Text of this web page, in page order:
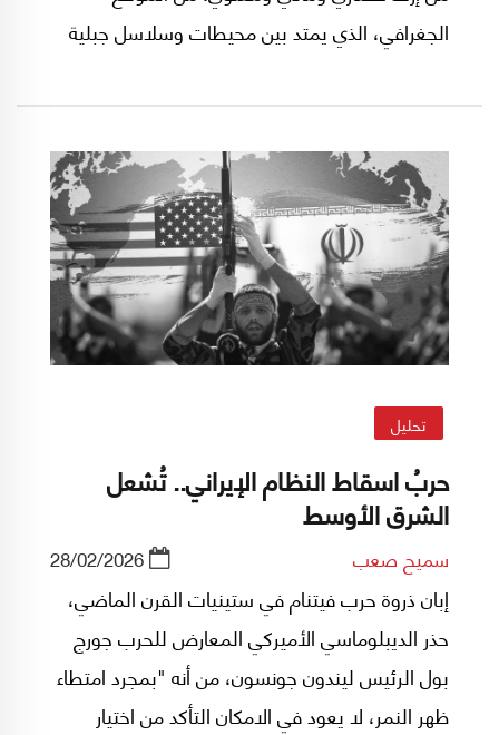
الجغرافي، الذي يمتد بين محيطات وسلاسل جبلية
ما يختزنه باطنها وسطحها من خيرات دفينة
ومعلومة؛ النفط والغاز والطاقة الهوائية والثروات
الطبيعية وتقاطع الطرقات. وإذا ما أضفنا إليهم
التاريخ المتنقل بين الحق والأمم والحضارات والأديان
فسنصبح على واقع، بقدر ما هو غنيّ، بقدر ما هو
معقّد وغير مستقر؛ فمنطقة الزلازل لا تستقر على
فالق واحد بل تتعدد وتتنوع؛ بعضها محلي وكثيرٌ
تحليل
حربُ اسقاط النظام الإيراني.. تُشعل
الشرق الأوسط
سميح صعب 28/02/2026
إبان ذروة حرب فيتنام في ستينيات القرن الماضي،
حذر الديبلوماسي الأميركي المعارض للحرب جورج
بول الرئيس ليندون جونسون، من أنه "بمجرد امتطاء
ظهر النمر، لا يعود في الامكان التأكد من اختيار